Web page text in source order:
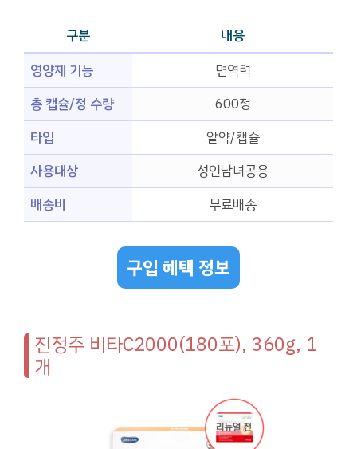
구분
내용
영양제 기능
면역력
총 캡슐/정 수량
600정
타입
알약/캡슐
사용대상
성인남녀공용
배송비
무료배송
구입 혜택 정보
진정주 비타C2000(180포), 360g, 1
개